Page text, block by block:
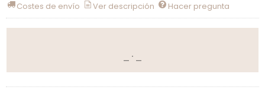
Costes de envío Ver descripción Hacer pregunta